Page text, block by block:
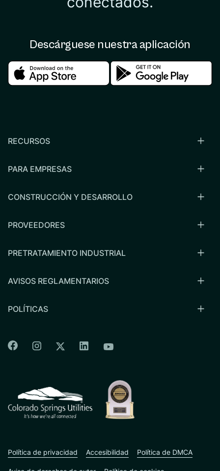
Descárguese nuestra aplicación
Download in the apple storeDownload in the
RECURSOS
PARA EMPRESAS
CONSTRUCCIÓN Y DESARROLLO
PROVEEDORES
PRETRATAMIENTO INDUSTRIAL
AVISOS REGLAMENTARIOS
POLÍTICAS
Colorado Springs Facebook
Colorado Springs Instagram
Colorado Springs Twitter
Colorado Springs Linkedin
Colorado Springs
Política de privacidad Accesibilidad Política de DMCA